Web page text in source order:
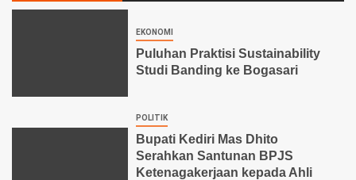
EKONOMI
Puluhan Praktisi Sustainability
Studi Banding ke Bogasari
POLITIK
Bupati Kediri Mas Dhito
Serahkan Santunan BPJS
Ketenagakerjaan kepada Ahli